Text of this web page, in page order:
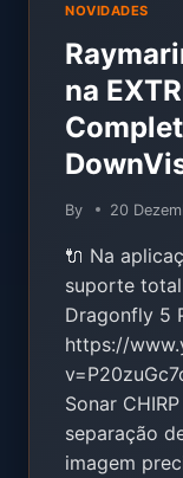
NOVIDADES
na
By 20
🔌 Na
suporte
Dragonfly 5
https://
Sonar
separação
imagem